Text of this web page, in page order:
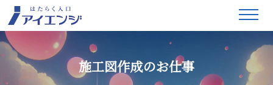
施工図作成のお仕事